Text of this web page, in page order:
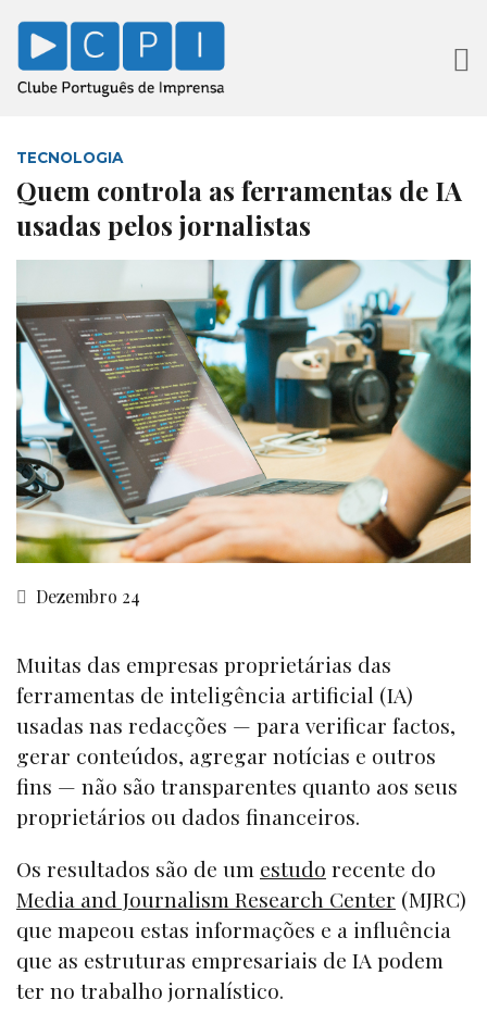
TECNOLOGIA
Quem controla as ferramentas de IA
usadas pelos jornalistas
Dezembro 24
Muitas das empresas proprietárias das
ferramentas de inteligência artificial (IA)
usadas nas redacções — para verificar factos,
gerar conteúdos, agregar notícias e outros
fins — não são transparentes quanto aos seus
proprietários ou dados financeiros.
Os resultados são de um estudo recente do
Media and Journalism Research Center (MJRC)
que mapeou estas informações e a influência
que as estruturas empresariais de IA podem
ter no trabalho jornalístico.